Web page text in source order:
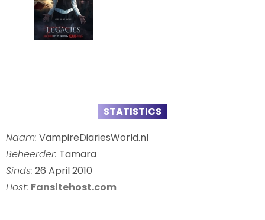
STATISTICS
Naam: VampireDiariesWorld.nl
Beheerder: Tamara
Sinds: 26 April 2010
Host: Fansitehost.com